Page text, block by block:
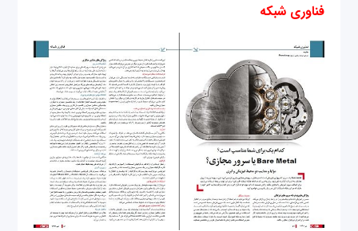
فناوری شبکه